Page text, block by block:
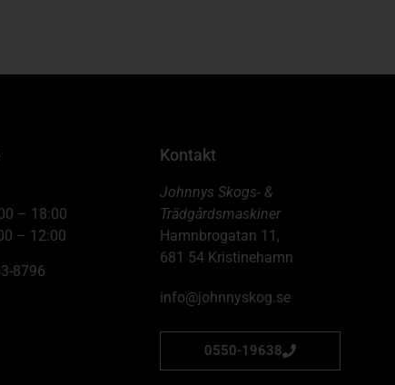
– 18:00
– 12:00
8796
Kontakt
Johnnys Skogs- &
Trädgårdsmaskiner
Hamnbrogatan 11,
681 54 Kristinehamn
info@johnnyskog.se
0550-19638